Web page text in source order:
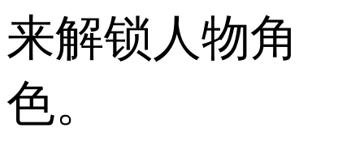
来解锁人物角
色。